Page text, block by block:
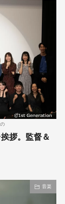
拶。監督＆
音楽